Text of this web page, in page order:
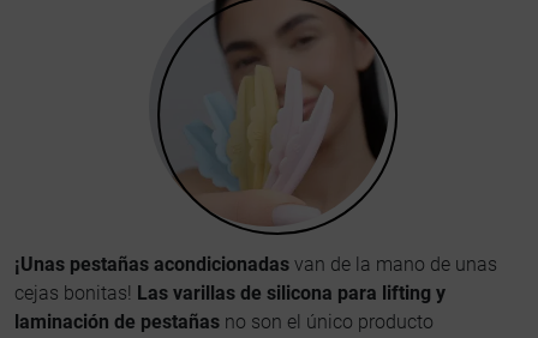
¡Unas pestañas acondicionadas van de la mano de unas
cejas bonitas! Las varillas de silicona para lifting y
laminación de pestañas no son el único producto